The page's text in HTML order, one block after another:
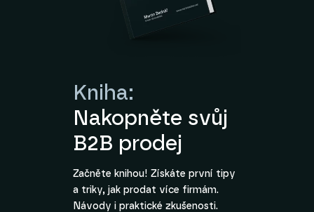
Kniha:
Nakopněte svůj
B2B prodej
Začněte knihou! Získáte první tipy
a triky, jak prodat více firmám.
Návody i praktické zkušenosti.